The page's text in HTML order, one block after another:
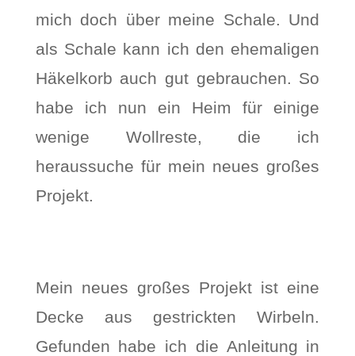
mich doch über meine Schale. Und
als Schale kann ich den ehemaligen
Häkelkorb auch gut gebrauchen. So
habe ich nun ein Heim für einige
wenige Wollreste, die ich
heraussuche für mein neues großes
Projekt.
Mein neues großes Projekt ist eine
Decke aus gestrickten Wirbeln.
Gefunden habe ich die Anleitung in